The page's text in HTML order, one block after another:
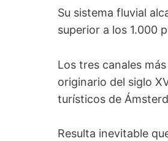
Su sistema fluvial
superior a los 1.000
Los tres canales
originario del siglo
turísticos de
Resulta inevitable